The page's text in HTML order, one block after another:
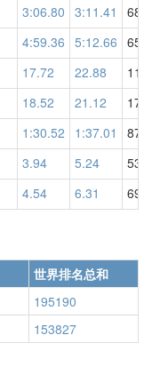
3:06.80 3:11.41
4:59.36 5:12.66
17.72 22.88
18.52 21.12
1:30.52 1:37.01
3.94 5.24
4.54 6.31
世界排名总和
195190
153827